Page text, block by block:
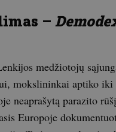
–
medžiotojų
mokslininkai aptiko iki
neaprašytą parazito rūšį
Europoje